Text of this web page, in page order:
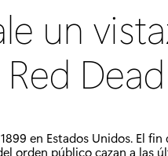
un
Red
en Estados Unidos. El
orden público cazan a las